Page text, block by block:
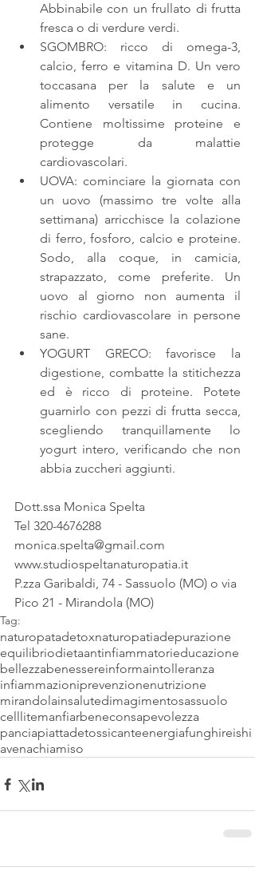
Abbinabile con un frullato di frutta
fresca o di verdure verdi.
SGOMBRO: ricco di omega-3,
calcio, ferro e vitamina D. Un vero
toccasana per la salute e un
alimento versatile in cucina.
Contiene moltissime proteine e
protegge da malattie
cardiovascolari.
UOVA: cominciare la giornata con
un uovo (massimo tre volte alla
settimana) arricchisce la colazione
di ferro, fosforo, calcio e proteine.
Sodo, alla coque, in camicia,
strapazzato, come preferite. Un
uovo al giorno non aumenta il
rischio cardiovascolare in persone
sane.
YOGURT GRECO: favorisce la
digestione, combatte la stitichezza
ed è ricco di proteine. Potete
guarnirlo con pezzi di frutta secca,
scegliendo tranquillamente lo
yogurt intero, verificando che non
abbia zuccheri aggiunti.
Dott.ssa Monica Spelta
Tel 320-4676288
monica.spelta@gmail.com
www.studiospeltanaturopatia.it
P.zza Garibaldi, 74 - Sassuolo (MO) o via
Pico 21 - Mirandola (MO)
Tag:
naturopatadetoxnaturopatiadepurazione
equilibriodietaantinfiammatorieducazione
bellezzabenessereinformaintolleranza
infiammazioniprevenzionenutrizione
mirandolainsalutedimagimentosassuolo
celllitemanfiarbeneconsapevolezza
panciapiattadetossicanteenergiafunghireishi
avenachiamiso